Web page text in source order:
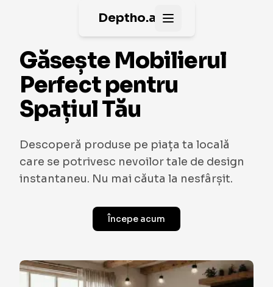
Deptho.ai Open main menu
Găsește Mobilierul
Perfect pentru
Spațiul Tău
Descoperă produse pe piața ta locală
care se potrivesc nevoilor tale de design
instantaneu. Nu mai căuta la nesfârșit.
Începe acum